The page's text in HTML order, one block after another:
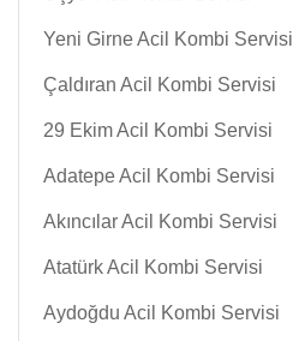
Yeni Girne Acil Kombi Servisi
Çaldıran Acil Kombi Servisi
29 Ekim Acil Kombi Servisi
Adatepe Acil Kombi Servisi
Akıncılar Acil Kombi Servisi
Atatürk Acil Kombi Servisi
Aydoğdu Acil Kombi Servisi